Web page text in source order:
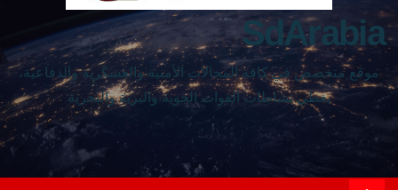
SdArabia
موقع متخصص في كافة المجالات الأمنية والعسكرية والدفاعية،
يغطي نشاطات القوات الجوية والبرية والبحرية